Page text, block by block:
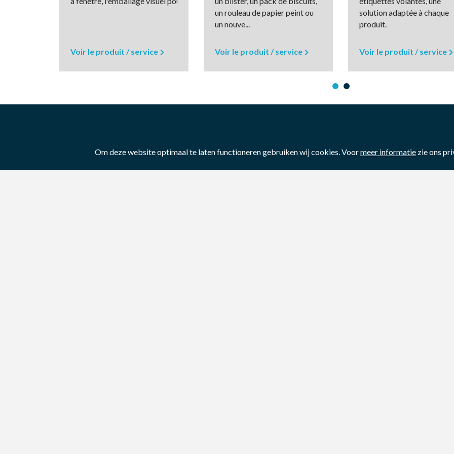
Om deze website optimaal te laten functioneren gebruiken wij cookies. Voormeer informatiezie ons
Voir le produit / service
un rouleau de papier peint ou
un nouve...
Voir le produit / service
solution adaptée à chaque
produit.
Voir le produit / service